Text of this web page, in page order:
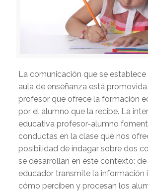
La comunicación que se
aula de enseñanza está
profesor que ofrece la formación
por el alumno que la recibe. La
educativa profesor-alumno
conductas en la clase que nos
posibilidad de indagar sobre dos
se desarrollan en este contexto:
educador transmite la información
cómo perciben y procesan los